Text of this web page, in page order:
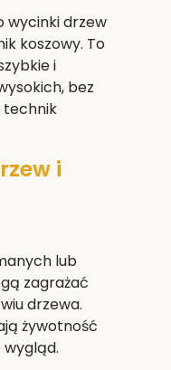
wycinki drzew
koszowy. To
i
bez
technik
i
lub
zagrażać
drzewa.
żywotność